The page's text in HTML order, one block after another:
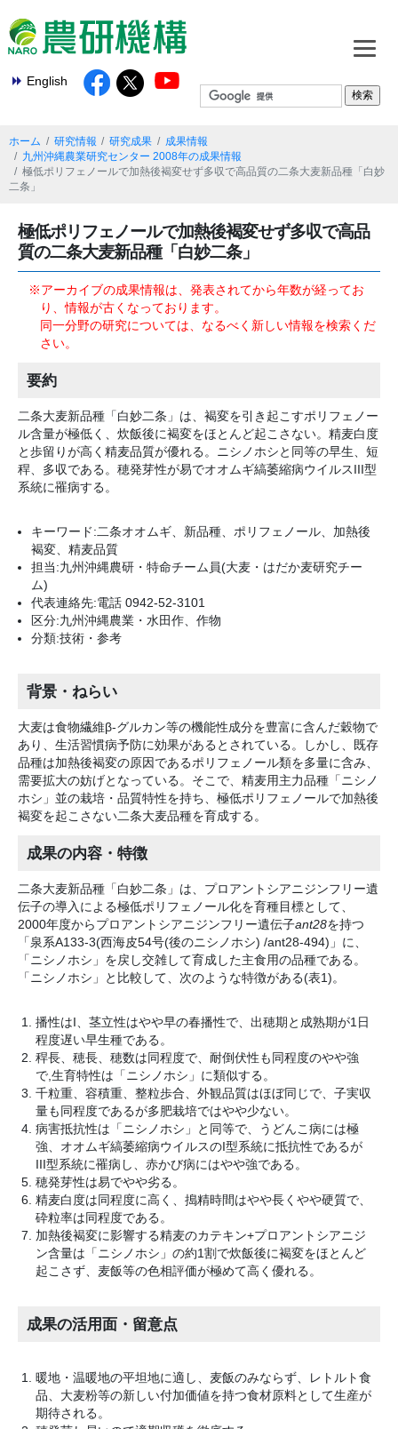
English
ホーム 研究情報 研究成果
成果情報
九州沖縄農業研究センター 2008年の成果情報
極低ポリフェノールで加熱後褐変せず多収で高品質の二条大麦新品種「白妙
二条」
極低ポリフェノールで加熱後褐変せず多収で高品
質の二条大麦新品種「白妙二条」
※アーカイブの成果情報は、発表されてから年数が経ってお
り、情報が古くなっております。
同一分野の研究については、なるべく新しい情報を検索くだ
さい。
要約
二条大麦新品種「白妙二条」は、褐変を引き起こすポリフェノー
ル含量が極低く、炊飯後に褐変をほとんど起こさない。精麦白度
と歩留りが高く精麦品質が優れる。ニシノホシと同等の早生、短
稈、多収である。穂発芽性が易でオオムギ縞萎縮病ウイルスIII型
系統に罹病する。
キーワード:二条オオムギ、新品種、ポリフェノール、加熱後
褐変、精麦品質
担当:九州沖縄農研・特命チーム員(大麦・はだか麦研究チー
ム)
代表連絡先:電話 0942-52-3101
区分:九州沖縄農業・水田作、作物
分類:技術・参考
背景・ねらい
大麦は食物繊維β-グルカン等の機能性成分を豊富に含んだ穀物で
あり、生活習慣病予防に効果があるとされている。しかし、既存
品種は加熱後褐変の原因であるポリフェノール類を多量に含み、
需要拡大の妨げとなっている。そこで、精麦用主力品種「ニシノ
ホシ」並の栽培・品質特性を持ち、極低ポリフェノールで加熱後
褐変を起こさない二条大麦品種を育成する。
成果の内容・特徴
二条大麦新品種「白妙二条」は、プロアントシアニジンフリー遺
伝子の導入による極低ポリフェノール化を育種目標として、
2000年度からプロアントシアニジンフリー遺伝子ant28を持つ
「泉系A133-3(西海皮54号(後のニシノホシ) /ant28-494)」に、
「ニシノホシ」を戻し交雑して育成した主食用の品種である。
「ニシノホシ」と比較して、次のような特徴がある(表1)。
播性はI、茎立性はやや早の春播性で、出穂期と成熟期が1日
程度遅い早生種である。
稈長、穂長、穂数は同程度で、耐倒伏性も同程度のやや強
で,生育特性は「ニシノホシ」に類似する。
千粒重、容積重、整粒歩合、外観品質はほぼ同じで、子実収
量も同程度であるが多肥栽培ではやや少ない。
病害抵抗性は「ニシノホシ」と同等で、うどんこ病には極
強、オオムギ縞萎縮病ウイルスのI型系統に抵抗性であるが
III型系統に罹病し、赤かび病にはやや強である。
穂発芽性は易でやや劣る。
精麦白度は同程度に高く、搗精時間はやや長くやや硬質で、
砕粒率は同程度である。
加熱後褐変に影響する精麦のカテキン+プロアントシアニジ
ン含量は「ニシノホシ」の約1割で炊飯後に褐変をほとんど
起こさず、麦飯等の色相評価が極めて高く優れる。
成果の活用面・留意点
暖地・温暖地の平坦地に適し、麦飯のみならず、レトルト食
品、大麦粉等の新しい付加価値を持つ食材原料として生産が
期待される。